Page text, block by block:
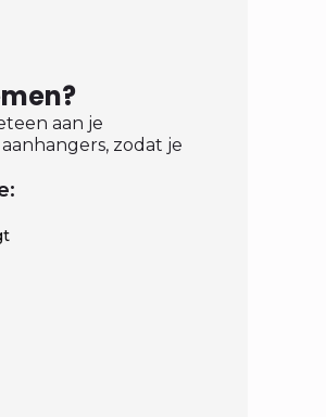
aan je
zodat je